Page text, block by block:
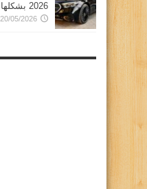
2026 بشكلها الجديد المتطور ……
20/05/2026